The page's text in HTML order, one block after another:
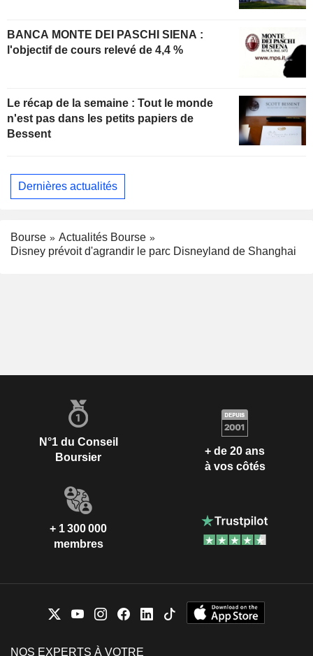
BANCA MONTE DEI PASCHI SIENA :
l'objectif de cours relevé de 4,4 %
Le récap de la semaine : Tout le monde
n'est pas dans les petits papiers de
Bessent
Dernières actualités
Bourse
Actualités Bourse
Disney prévoit d'agrandir le parc Disneyland de Shanghai
N°1 du Conseil
Boursier
+ de 20 ans
à vos côtés
+ 1 300 000
membres
NOS EXPERTS À VOTRE